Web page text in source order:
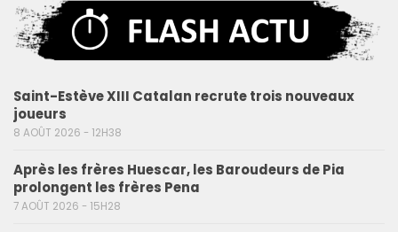
Saint-Estève XIII Catalan recrute trois nouveaux
joueurs
8 AOÛT 2026 - 12H38
Après les frères Huescar, les Baroudeurs de Pia
prolongent les frères Pena
7 AOÛT 2026 - 15H28